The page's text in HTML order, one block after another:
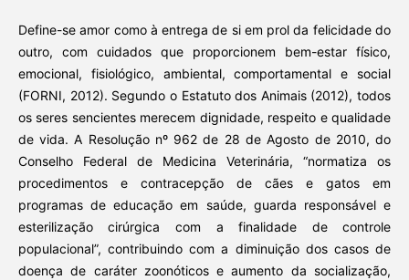
Define-se amor como à entrega de si em prol da felicidade do
outro, com cuidados que proporcionem bem-estar físico,
emocional, fisiológico, ambiental, comportamental e social
(FORNI, 2012). Segundo o Estatuto dos Animais (2012), todos
os seres sencientes merecem dignidade, respeito e qualidade
de vida. A Resolução nº 962 de 28 de Agosto de 2010, do
Conselho Federal de Medicina Veterinária, “normatiza os
procedimentos e contracepção de cães e gatos em
programas de educação em saúde, guarda responsável e
esterilização cirúrgica com a finalidade de controle
populacional”, contribuindo com a diminuição dos casos de
doença de caráter zoonóticos e aumento da socialização,